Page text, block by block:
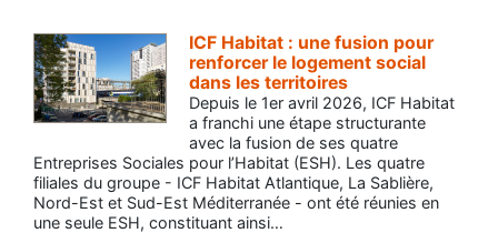
ICF Habitat : une fusion pour
renforcer le logement social
dans les territoires
Depuis le 1er avril 2026, ICF Habitat
a franchi une étape structurante
avec la fusion de ses quatre
Entreprises Sociales pour l’Habitat (ESH). Les quatre
filiales du groupe - ICF Habitat Atlantique, La Sablière,
Nord-Est et Sud-Est Méditerranée - ont été réunies en
une seule ESH, constituant ainsi…